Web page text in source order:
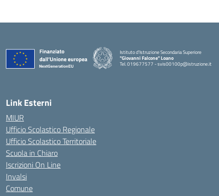
Istituto d'Istruzione Secondaria Superiore
"Giovanni Falcone" Loano
Tel. 019677577 - svis00100p@istruzione.it
— Visita la pagina iniziale della scuola
Link Esterni
MIUR
Ufficio Scolastico Regionale
Ufficio Scolastico Territoriale
Scuola in Chiaro
Iscrizioni On Line
Invalsi
Comune